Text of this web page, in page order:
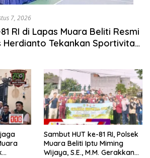
7, 2026
RI di Lapas Muara Beliti Resmi
Herdianto Tekankan Sportivitas
Sambut HUT ke-81 RI, Polsek
Muara Beliti Iptu Miming
Wijaya, S.E., M.M. Gerakkan